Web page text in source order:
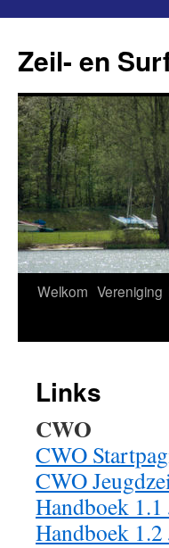
de
inhoud
Zeil- en
Welkom Vereniging
Links
CWO
CWO
CWO
Handboek
Handboek